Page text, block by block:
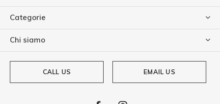
Categorie
Chi siamo
CALL US EMAIL US